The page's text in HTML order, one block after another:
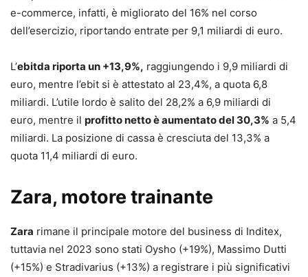
e-commerce, infatti, è migliorato del 16% nel corso
dell’esercizio, riportando entrate per 9,1 miliardi di euro.
L’ebitda riporta un +13,9%, raggiungendo i 9,9 miliardi di
euro, mentre l’ebit si è attestato al 23,4%, a quota 6,8
miliardi. L’utile lordo è salito del 28,2% a 6,9 miliardi di
euro, mentre il profitto netto è aumentato del 30,3% a 5,4
miliardi. La posizione di cassa è cresciuta del 13,3% a
quota 11,4 miliardi di euro.
Zara, motore trainante
Zara rimane il principale motore del business di Inditex,
tuttavia nel 2023 sono stati Oysho (+19%), Massimo Dutti
(+15%) e Stradivarius (+13%) a registrare i più significativi